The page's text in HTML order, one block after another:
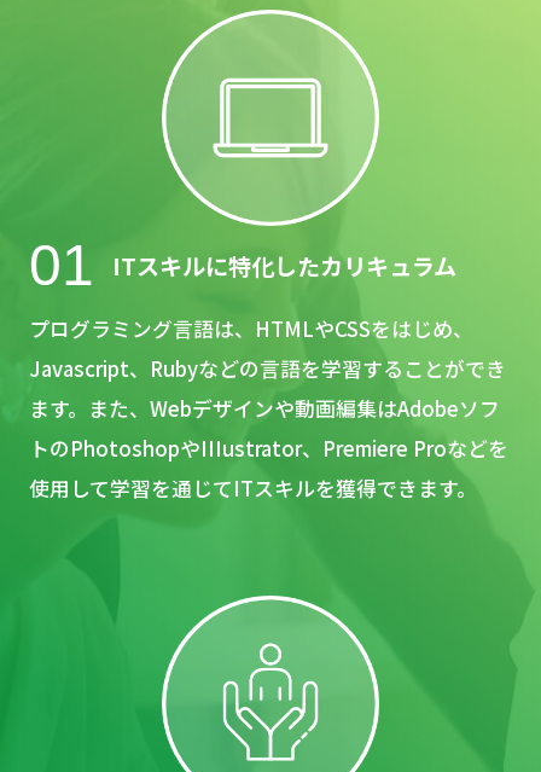
01 ITスキルに特化したカリキュラム
プログラミング言語は、HTMLやCSSをはじめ、
Javascript、Rubyなどの言語を学習することができ
ます。また、Webデザインや動画編集はAdobeソフ
トのPhotoshopやIIIustrator、Premiere Proなどを
使用して学習を通じてITスキルを獲得できます。